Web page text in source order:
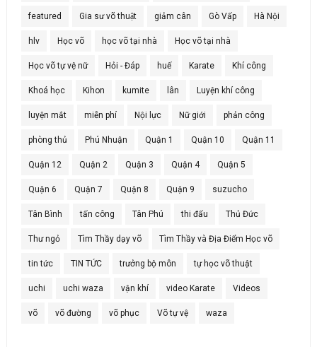
featured Gia sư võ thuật giảm cân Gò Vấp Hà Nội
hlv Học võ học võ tại nhà Học võ tại nhà
Học võ tự vệ nữ Hỏi - Đáp huế Karate Khí công
Khoá học Kihon kumite lân Luyện khí công
luyện mắt miễn phí Nội lực Nữ giới phản công
phòng thủ Phú Nhuận Quận 1 Quận 10 Quận 11
Quận 12 Quận 2 Quận 3 Quận 4 Quận 5
Quận 6 Quận 7 Quận 8 Quận 9 suzucho
Tân Bình tấn công Tân Phú thi đấu Thủ Đức
Thư ngỏ Tìm Thầy dạy võ Tìm Thầy và Địa Điểm Học võ
tin tức TIN TỨC trưởng bộ môn tự học võ thuật
uchi uchi waza vận khí video Karate Videos
võ võ đường võ phục Võ tự vệ waza